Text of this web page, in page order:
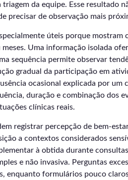
da equipe. Esse resultado
precisar de observação mais
úteis porque
meses. Uma informação isolada
sequência permite observar
gradual da participação em
ocasional explicada por um
duração e combinação dos
clínicas reais.
registrar percepção de bem-
a contextos considerados
à obtida durante
e não invasiva. Perguntas
enquanto formulários pouco